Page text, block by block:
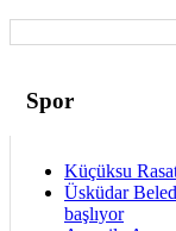
Spor
Küçüksu
Üsküdar
başlıyor